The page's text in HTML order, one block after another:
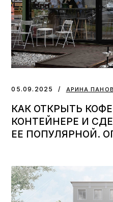
05.09.2025 АРИНА
КАК ОТКРЫТЬ
КОНТЕЙНЕРЕ И
ЕЕ ПОПУЛЯРНОЙ.